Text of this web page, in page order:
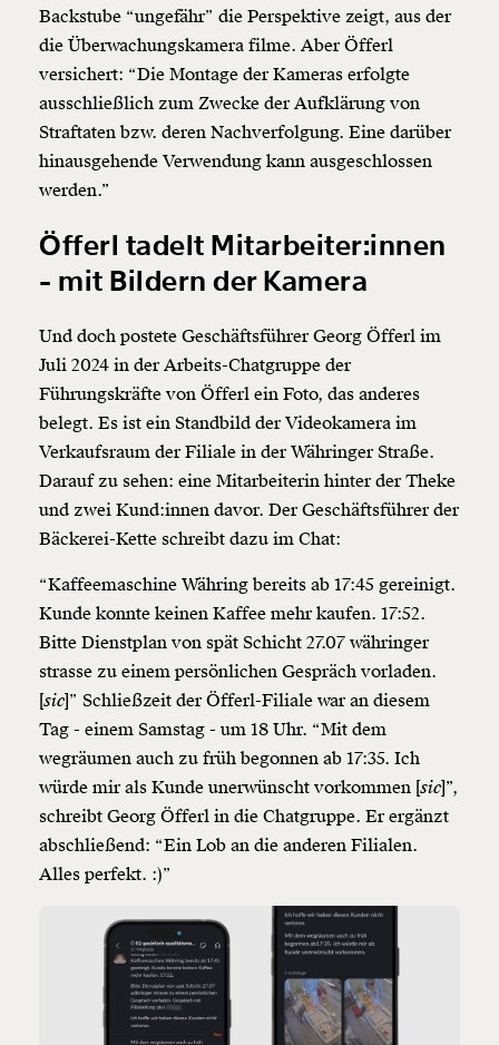
Backstube “ungefähr” die Perspektive zeigt, aus der
die Überwachungskamera filme. Aber Öfferl
versichert: “Die Montage der Kameras erfolgte
ausschließlich zum Zwecke der Aufklärung von
Straftaten bzw. deren Nachverfolgung. Eine darüber
hinausgehende Verwendung kann ausgeschlossen
werden.”
Öfferl tadelt Mitarbeiter:innen
- mit Bildern der Kamera
Und doch postete Geschäftsführer Georg Öfferl im
Juli 2024 in der Arbeits-Chatgruppe der
Führungskräfte von Öfferl ein Foto, das anderes
belegt. Es ist ein Standbild der Videokamera im
Verkaufsraum der Filiale in der Währinger Straße.
Darauf zu sehen: eine Mitarbeiterin hinter der Theke
und zwei Kund:innen davor. Der Geschäftsführer der
Bäckerei-Kette schreibt dazu im Chat:
“Kaffeemaschine Währing bereits ab 17:45 gereinigt.
Kunde konnte keinen Kaffee mehr kaufen. 17:52.
Bitte Dienstplan von spät Schicht 27.07 währinger
strasse zu einem persönlichen Gespräch vorladen.
[sic]” Schließzeit der Öfferl-Filiale war an diesem
Tag - einem Samstag - um 18 Uhr. “Mit dem
wegräumen auch zu früh begonnen ab 17:35. Ich
würde mir als Kunde unerwünscht vorkommen [sic]”,
schreibt Georg Öfferl in die Chatgruppe. Er ergänzt
abschließend: “Ein Lob an die anderen Filialen.
Alles perfekt. :)”